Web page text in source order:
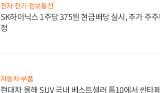
전자·전기·정보통신
SK하이닉스 1주당 375원 현금배당 실시, 추가 주
정
자동차·부품
현대차 올해 SUV 국내 베스트셀러 톱10에서 싼타